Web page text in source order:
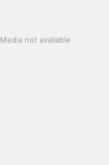
Media not available